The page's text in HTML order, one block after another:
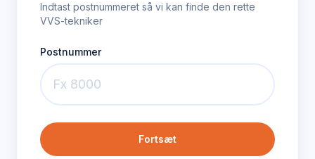
Indtast postnummeret så vi kan finde den rette
VVS-tekniker
Postnummer
Fortsæt